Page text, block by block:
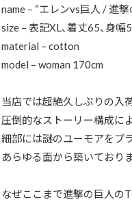
name – “エレンvs巨人 / 進
size – 表記XL、着丈65、身幅
material – cotton
model – woman 170cm
当店では超絶久しぶりの入
圧倒的なストーリー構成に
細部には謎のユーモアをプ
あらゆる面から築いており
なぜここまで進撃の巨人の